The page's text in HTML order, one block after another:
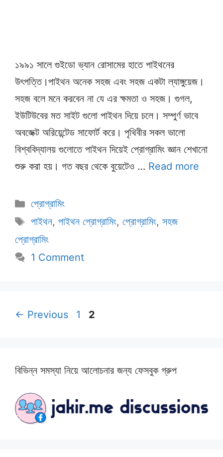
১৯৯১ সালে গুইডো ভ্যান রোসামের হাতে পাইথনের
উৎপত্তি।পাইথন অনেক সহজ এবং সহজ একটা ল্যাঙ্গুয়েজ।
সহজ বলে মনে করবেন না যে এর ক্ষমতা ও সহজ। গুগল,
ইউটিউবের মত সাইট গুলো পাইথন দিয়ে চলে। সম্পুর্ণ ভাবে
অবজেক্ট অরিয়েন্টেড সাফোর্ট করে। পৃথিবীর সকল ভালো
বিশ্ববিদ্যালয় গুলোতে পাইথন দিয়েই প্রোগ্রামিং জ্ঞান শেখানো
শুরু করা হয়। গত বছর থেকে বুয়েটেও … Read more
Categories
প্রোগ্রামিং
Tags
পাইথন, পাইথন প্রোগ্রামিং, প্রোগ্রামিং, সহজ
প্রোগ্রামিং
1 Comment
← Previous Page
1 Page
2
বিভিন্ন সমস্যা নিয়ে আলোচনার জন্য ফেসবুক গ্রুপ